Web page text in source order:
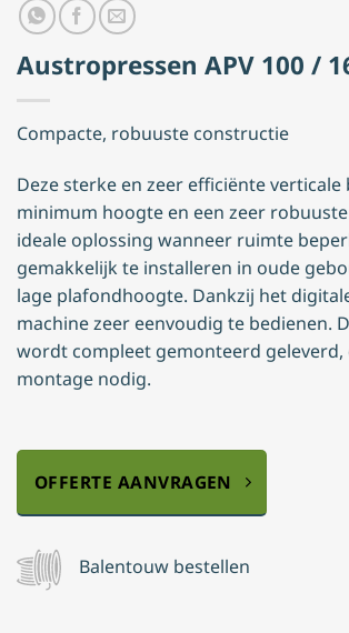
Austropressen APV 100 /
Compacte, robuuste constructie
Deze sterke en zeer efficiënte verticale
minimum hoogte en een zeer
ideale oplossing wanneer ruimte
gemakkelijk te installeren in oude
lage plafondhoogte. Dankzij het
machine zeer eenvoudig te bedienen.
wordt compleet gemonteerd geleverd,
montage nodig.
OFFERTE AANVRAGEN
Balentouw bestellen